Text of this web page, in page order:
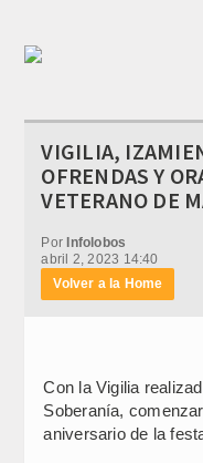
VIGILIA,
OFRENDAS Y
VETERANO DE
Por Infolobos
abril 2, 2023 14:40
Volver a la Home
Con la Vigilia
Soberanía,
aniversario de la